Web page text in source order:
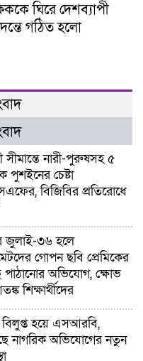
ঘিরে দেশব্যাপী
গঠিত হলো
সীমান্তে নারী-পুরুষসহ ৫
পুশইনের চেষ্টা
বিজিবির প্রতিরোধে
জুলাই-৩৬ হলে
গোপন ছবি প্রেমিকের
পাঠানোর অভিযোগ, ক্ষোভ
শিক্ষার্থীদের
বিলুপ্ত হয়ে এসআরবি,
নাগরিক অভিযোগের নতুন